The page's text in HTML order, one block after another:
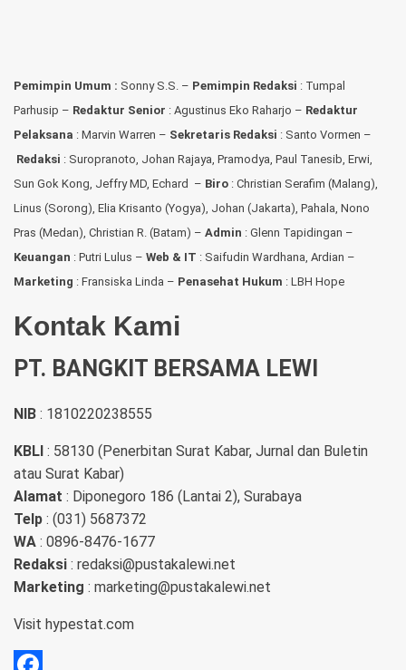
Pemimpin Umum : Sonny S.S. – Pemimpin Redaksi : Tumpal
Parhusip – Redaktur Senior : Agustinus Eko Raharjo – Redaktur
Pelaksana : Marvin Warren – Sekretaris Redaksi : Santo Vormen –
Redaksi : Suropranoto, Johan Rajaya, Pramodya, Paul Tanesib, Erwi,
Sun Gok Kong, Jeffry MD, Echard – Biro : Christian Serafim (Malang),
Linus (Sorong), Elia Krisanto (Yogya), Johan (Jakarta), Pahala, Nono
Pras (Medan), Christian R. (Batam) – Admin : Glenn Tapidingan –
Keuangan : Putri Lulus – Web & IT : Saifudin Wardhana, Ardian –
Marketing : Fransiska Linda – Penasehat Hukum : LBH Hope
Kontak Kami
PT. BANGKIT BERSAMA LEWI
NIB : 1810220238555
KBLI : 58130 (Penerbitan Surat Kabar, Jurnal dan Buletin
atau Surat Kabar)
Alamat : Diponegoro 186 (Lantai 2), Surabaya
Telp : (031) 5687372
WA : 0896-8476-1677
Redaksi : redaksi@pustakalewi.net
Marketing : marketing@pustakalewi.net
Visit hypestat.com